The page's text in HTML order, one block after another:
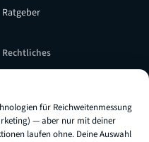
Ratgeber
Rechtliches
Impressum
AGB
für Reichweitenmessung
— aber nur mit deiner
laufen ohne. Deine Auswahl